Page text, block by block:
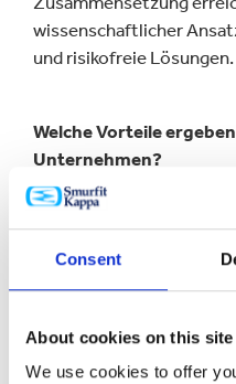
Consent
About cookies on this site
We use cookies to offer
wissenschaftlicher
und risikofreie Lösungen.
Welche Vorteile
Unternehmen?
Unser
zur Entwicklung
die Basis für
einheitliche
Ansatz verschafft Ihnen
Wettbewerbsvorteile